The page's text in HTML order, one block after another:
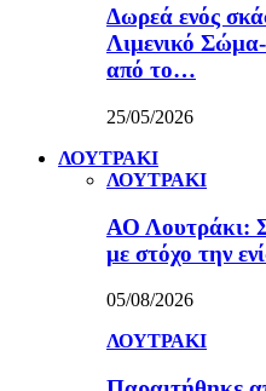
Δωρεά ενός
Λιμενικό
από το…
25/05/2026
ΛΟΥΤΡΑΚΙ
ΛΟΥΤΡΑΚΙ
ΑΟ Λουτράκι:
με στόχο την
05/08/2026
ΛΟΥΤΡΑΚΙ